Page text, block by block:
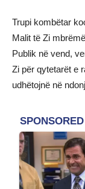
Trupi kombëtar
Malit të Zi
Publik në vend,
Zi për qytetarët e
udhëtojnë në